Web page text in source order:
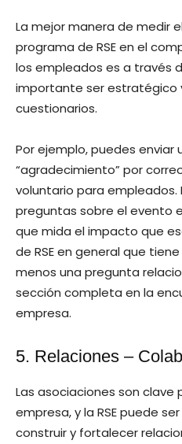
La mejor manera de medir
programa de RSE en el
los empleados es a través
importante ser estratégico
cuestionarios.
Por ejemplo, puedes enviar
“agradecimiento” por
voluntario para empleados.
preguntas sobre el evento
que mida el impacto que
de RSE en general que
menos una pregunta
sección completa en la
empresa.
5. Relaciones –
Las asociaciones son clave
empresa, y la RSE puede
construir y fortalecer